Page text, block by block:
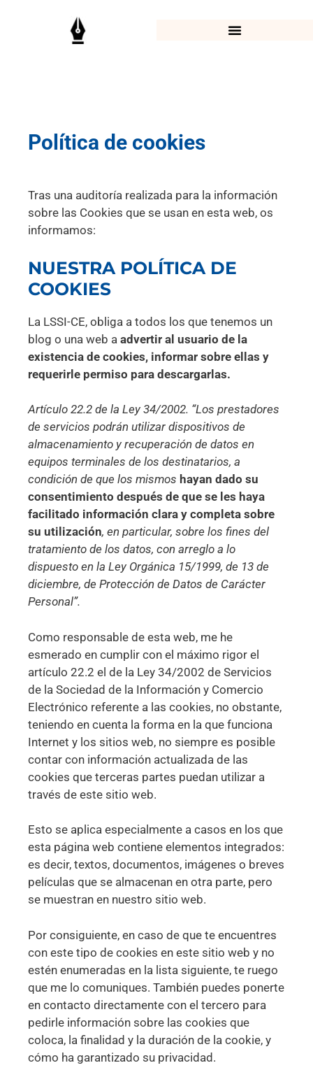
Política de cookies
Tras una auditoría realizada para la información
sobre las Cookies que se usan en esta web, os
informamos:
NUESTRA POLÍTICA DE
COOKIES
La LSSI-CE, obliga a todos los que tenemos un
blog o una web a advertir al usuario de la
existencia de cookies, informar sobre ellas y
requerirle permiso para descargarlas.
Artículo 22.2 de la Ley 34/2002. “Los prestadores
de servicios podrán utilizar dispositivos de
almacenamiento y recuperación de datos en
equipos terminales de los destinatarios, a
condición de que los mismos hayan dado su
consentimiento después de que se les haya
facilitado información clara y completa sobre
su utilización, en particular, sobre los fines del
tratamiento de los datos, con arreglo a lo
dispuesto en la Ley Orgánica 15/1999, de 13 de
diciembre, de Protección de Datos de Carácter
Personal”.
Como responsable de esta web, me he
esmerado en cumplir con el máximo rigor el
artículo 22.2 el de la Ley 34/2002 de Servicios
de la Sociedad de la Información y Comercio
Electrónico referente a las cookies, no obstante,
teniendo en cuenta la forma en la que funciona
Internet y los sitios web, no siempre es posible
contar con información actualizada de las
cookies que terceras partes puedan utilizar a
través de este sitio web.
Esto se aplica especialmente a casos en los que
esta página web contiene elementos integrados:
es decir, textos, documentos, imágenes o breves
películas que se almacenan en otra parte, pero
se muestran en nuestro sitio web.
Por consiguiente, en caso de que te encuentres
con este tipo de cookies en este sitio web y no
estén enumeradas en la lista siguiente, te ruego
que me lo comuniques. También puedes ponerte
en contacto directamente con el tercero para
pedirle información sobre las cookies que
coloca, la finalidad y la duración de la cookie, y
cómo ha garantizado su privacidad.